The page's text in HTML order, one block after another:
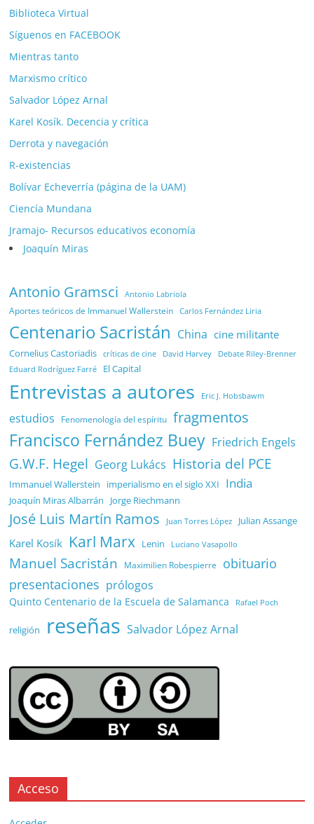
Biblioteca Virtual
Síguenos en FACEBOOK
Mientras tanto
Marxismo crítico
Salvador López Arnal
Karel Kosík. Decencia y crítica
Derrota y navegación
R-existencias
Bolívar Echeverría (página de la UAM)
Ciencía Mundana
Jramajo- Recursos educativos economía
Joaquín Miras
Antonio Gramsci Antonio Labriola
Aportes teóricos de Immanuel Wallerstein Carlos Fernández Liria
Centenario Sacristán China cine militante
Cornelius Castoriadis críticas de cine David Harvey Debate Riley-Brenner
Eduard Rodríguez Farré El Capital
Entrevistas a autores Eric J. Hobsbawm
estudios Fenomenología del espíritu fragmentos
Francisco Fernández Buey Friedrich Engels
G.W.F. Hegel Georg Lukács Historia del PCE
Immanuel Wallerstein imperialismo en el siglo XXI India
Joaquín Miras Albarrán Jorge Riechmann
José Luis Martín Ramos Juan Torres López Julian Assange
Karel Kosík Karl Marx Lenin Luciano Vasapollo
Manuel Sacristán Maximilien Robespierre
obituario
presentaciones prólogos
Quinto Centenario de la Escuela de Salamanca Rafael Poch
religión reseñas Salvador López Arnal
Acceso